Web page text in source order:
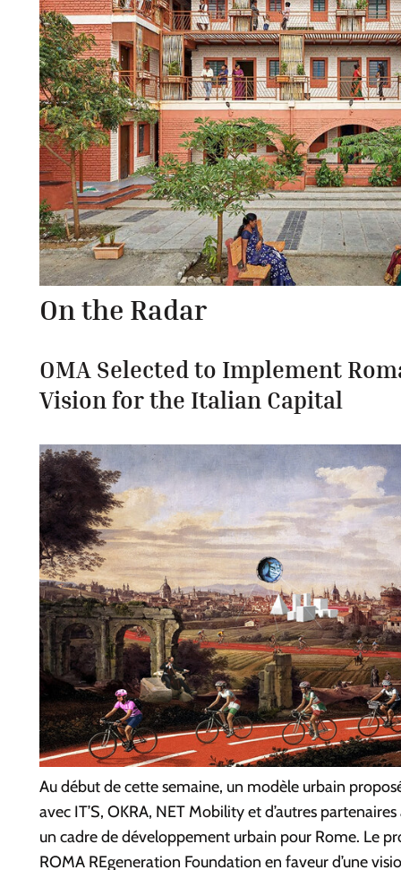
On the Radar
OMA Selected to Implement
Vision for the Italian Capital
Au début de cette semaine, un modèle urbain
avec IT’S, OKRA, NET Mobility et d’autres
un cadre de développement urbain pour Rome. Le
ROMA REgeneration Foundation en faveur d’une